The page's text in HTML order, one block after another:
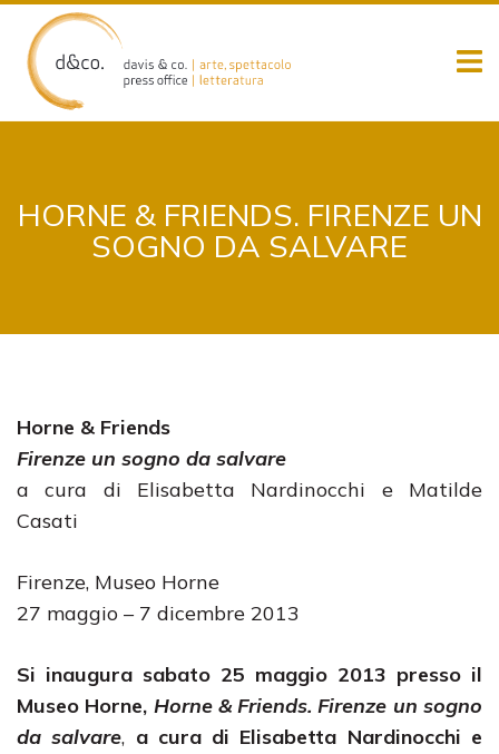
content
HORNE & FRIENDS. FIRENZE UN
SOGNO DA SALVARE
Horne & Friends
Firenze un sogno da salvare
a cura di Elisabetta Nardinocchi e Matilde
Casati
Firenze, Museo Horne
27 maggio – 7 dicembre 2013
Si inaugura sabato 25 maggio 2013 presso il
Museo Horne, Horne & Friends. Firenze un sogno
da salvare, a cura di Elisabetta Nardinocchi e